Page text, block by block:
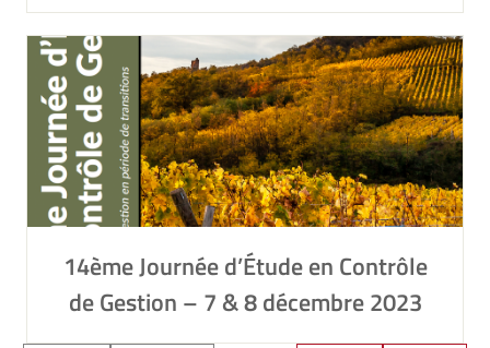
14ème Journée d’Étude en Contrôle
de Gestion – 7 & 8 décembre 2023